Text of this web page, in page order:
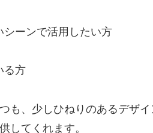
シーンで活用したい方
る方
も、少しひねりのあるデザ
してくれます。